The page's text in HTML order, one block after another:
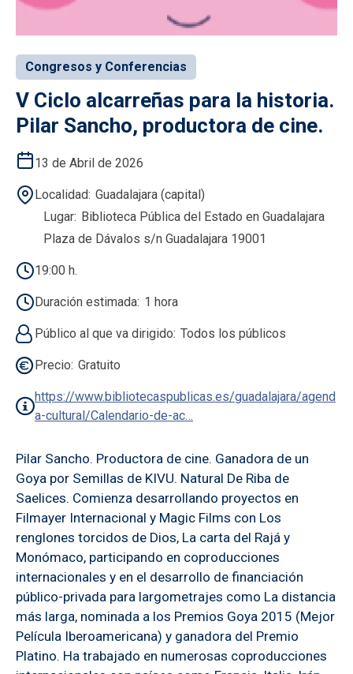
Congresos y Conferencias
V Ciclo alcarreñas para la historia.
Pilar Sancho, productora de cine.
13 de Abril de 2026
Localidad Guadalajara (capital)
Lugar Biblioteca Pública del Estado en Guadalajara
Plaza de Dávalos s/n Guadalajara 19001
19:00 h.
Duración estimada 1 hora
Público al que va dirigido Todos los públicos
Precio Gratuito
https://www.bibliotecaspublicas.es/guadalajara/agend
a-cultural/Calendario-de-ac…
Pilar Sancho. Productora de cine. Ganadora de un
Goya por Semillas de KIVU. Natural De Riba de
Saelices. Comienza desarrollando proyectos en
Filmayer Internacional y Magic Films con Los
renglones torcidos de Dios, La carta del Rajá y
Monómaco, participando en coproducciones
internacionales y en el desarrollo de financiación
público-privada para largometrajes como La distancia
más larga, nominada a los Premios Goya 2015 (Mejor
Película Iberoamericana) y ganadora del Premio
Platino. Ha trabajado en numerosas coproducciones